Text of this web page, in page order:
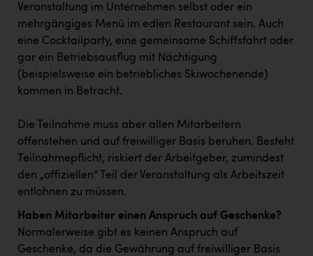
Veranstaltung im Unternehmen selbst oder ein
mehrgängiges Menü im edlen Restaurant sein. Auch
eine Cocktailparty, eine gemeinsame Schiffsfahrt oder
gar ein Betriebsausflug mit Nächtigung
(beispielsweise ein betriebliches Skiwochenende)
kommen in Betracht.
Die Teilnahme muss aber allen Mitarbeitern
offenstehen und auf freiwilliger Basis beruhen. Besteht
Teilnahmepflicht, riskiert der Arbeitgeber, zumindest
den „offiziellen“ Teil der Veranstaltung als Arbeitszeit
entlohnen zu müssen.
Haben Mitarbeiter einen Anspruch auf Geschenke?
Normalerweise gibt es keinen Anspruch auf
Geschenke, da die Gewährung auf freiwilliger Basis